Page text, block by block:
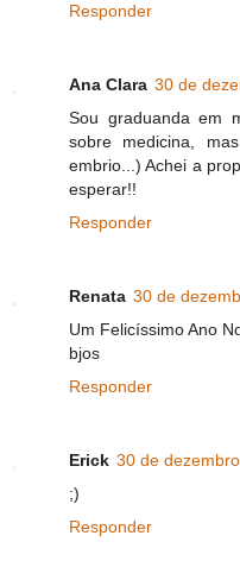
Responder
Ana Clara 30 de
Sou graduanda em
sobre medicina,
embrio...) Achei a
esperar!!
Responder
Renata 30 de
Um Felicíssimo Ano
bjos
Responder
Erick 30 de
;)
Responder